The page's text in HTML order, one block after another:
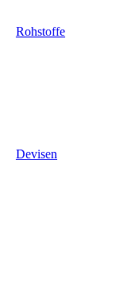
Rohstoffe
Devisen